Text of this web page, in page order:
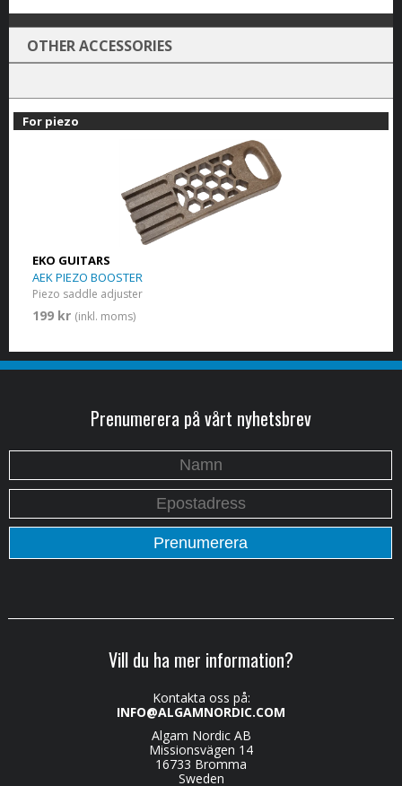
OTHER ACCESSORIES
For piezo
EKO GUITARS
AEK PIEZO BOOSTER
Piezo saddle adjuster
199 kr (inkl. moms)
Prenumerera på vårt nyhetsbrev
Vill du ha mer information?
Kontakta oss på:
INFO@ALGAMNORDIC.COM
Algam Nordic AB
Missionsvägen 14
16733 Bromma
Sweden